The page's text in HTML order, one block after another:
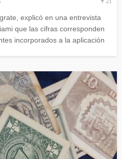
explicó en una entrevista
que las cifras corresponden
incorporados a la aplicación